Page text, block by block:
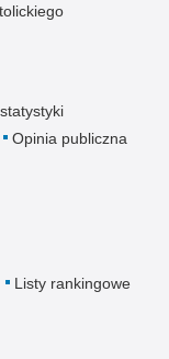
Opinia publiczna
Listy rankingowe